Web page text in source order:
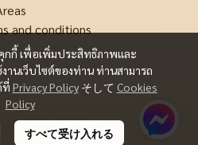
กกี้ เพื่อเพิ่มประสิทธิภาพและ
านเว็บไซต์ของท่าน ท่านสามารถ
ที่ Privacy Policy そして Cookies
Policy
すべて受け入れる
and conditions